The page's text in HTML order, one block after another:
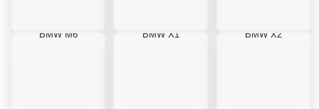
BMW M6 BMW X1 BMW X2